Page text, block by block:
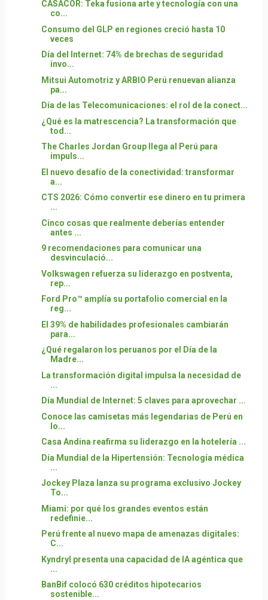
CASACOR: Teka fusiona arte y tecnología con una
co...
Consumo del GLP en regiones creció hasta 10
veces
Día del Internet: 74% de brechas de seguridad
invo...
Mitsui Automotriz y ARBIO Perú renuevan alianza
pa...
Día de las Telecomunicaciones: el rol de la conect...
¿Qué es la matrescencia? La transformación que
tod...
The Charles Jordan Group llega al Perú para
impuls...
El nuevo desafío de la conectividad: transformar
a...
CTS 2026: Cómo convertir ese dinero en tu primera
...
Cinco cosas que realmente deberías entender
antes ...
9 recomendaciones para comunicar una
desvinculació...
Volkswagen refuerza su liderazgo en postventa,
rep...
Ford Pro™ amplía su portafolio comercial en la
reg...
El 39% de habilidades profesionales cambiarán
para...
¿Qué regalaron los peruanos por el Día de la
Madre...
La transformación digital impulsa la necesidad de
...
Día Mundial de Internet: 5 claves para aprovechar ...
Conoce las camisetas más legendarias de Perú en
lo...
Casa Andina reafirma su liderazgo en la hotelería ...
Día Mundial de la Hipertensión: Tecnología médica
...
Jockey Plaza lanza su programa exclusivo Jockey
To...
Miami: por qué los grandes eventos están
redefinie...
Perú frente al nuevo mapa de amenazas digitales:
C...
Kyndryl presenta una capacidad de IA agéntica que
...
BanBif colocó 630 créditos hipotecarios
sostenible...